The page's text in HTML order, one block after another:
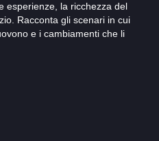
esperienze, la ricchezza del
Racconta gli scenari in cui
e i cambiamenti che li